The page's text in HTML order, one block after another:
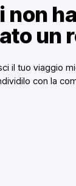
non
un
il tuo viaggio
con la